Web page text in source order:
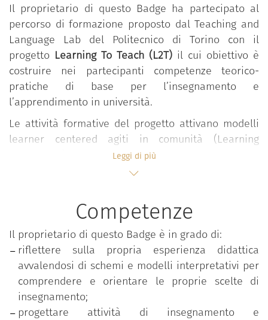
Il proprietario di questo Badge ha partecipato al
percorso di formazione proposto dal Teaching and
Language Lab del Politecnico di Torino con il
progetto Learning To Teach (L2T) il cui obiettivo è
costruire nei partecipanti competenze teorico-
pratiche di base per l’insegnamento e
l’apprendimento in università.
Le attività formative del progetto attivano modelli
learner centered agiti in comunità (Learning
Community) all’interno dei quali, in forma
interdisciplinare e partecipativa, si sviluppano
valori, approcci, esperienze e pratiche didattiche
valorizzando l’apporto attivo degli studenti.
Il percorso si snoda in ambienti flipped e si sviluppa
in forma modulare attraverso seminari, lezioni e
workshop condotti in co-teaching da docenti
esperti.
Le tematiche affrontate riguardano:
Leggi di più
Competenze
Il proprietario di questo Badge è in grado di:
riflettere sulla propria esperienza didattica
avvalendosi di schemi e modelli interpretativi per
comprendere e orientare le proprie scelte di
insegnamento;
progettare attività di insegnamento e